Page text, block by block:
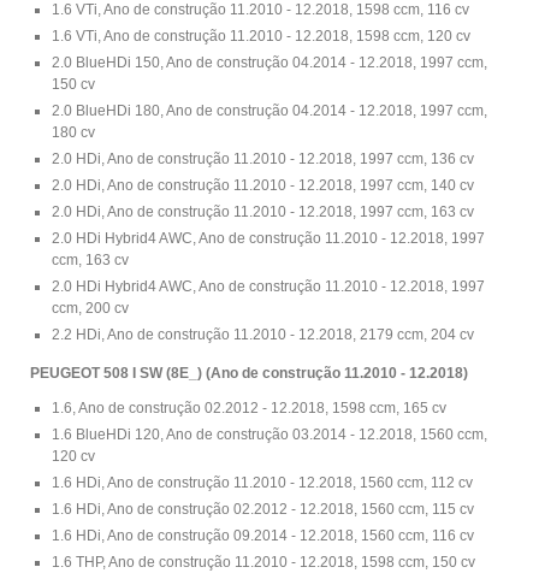
1.6 VTi, Ano de construção 11.2010 - 12.2018, 1598 ccm, 116 cv
1.6 VTi, Ano de construção 11.2010 - 12.2018, 1598 ccm, 120 cv
2.0 BlueHDi 150, Ano de construção 04.2014 - 12.2018, 1997 ccm,
150 cv
2.0 BlueHDi 180, Ano de construção 04.2014 - 12.2018, 1997 ccm,
180 cv
2.0 HDi, Ano de construção 11.2010 - 12.2018, 1997 ccm, 136 cv
2.0 HDi, Ano de construção 11.2010 - 12.2018, 1997 ccm, 140 cv
2.0 HDi, Ano de construção 11.2010 - 12.2018, 1997 ccm, 163 cv
2.0 HDi Hybrid4 AWC, Ano de construção 11.2010 - 12.2018, 1997
ccm, 163 cv
2.0 HDi Hybrid4 AWC, Ano de construção 11.2010 - 12.2018, 1997
ccm, 200 cv
2.2 HDi, Ano de construção 11.2010 - 12.2018, 2179 ccm, 204 cv
PEUGEOT 508 I SW (8E_) (Ano de construção 11.2010 - 12.2018)
1.6, Ano de construção 02.2012 - 12.2018, 1598 ccm, 165 cv
1.6 BlueHDi 120, Ano de construção 03.2014 - 12.2018, 1560 ccm,
120 cv
1.6 HDi, Ano de construção 11.2010 - 12.2018, 1560 ccm, 112 cv
1.6 HDi, Ano de construção 02.2012 - 12.2018, 1560 ccm, 115 cv
1.6 HDi, Ano de construção 09.2014 - 12.2018, 1560 ccm, 116 cv
1.6 THP, Ano de construção 11.2010 - 12.2018, 1598 ccm, 150 cv